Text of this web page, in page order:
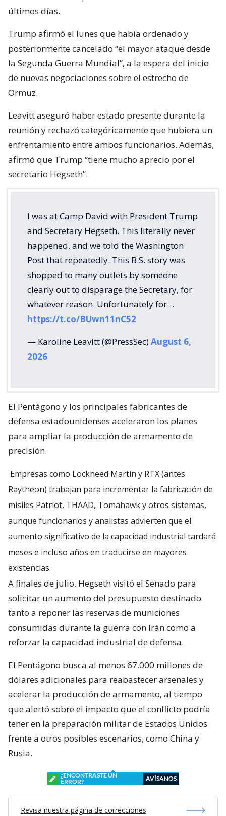
últimos días.
Trump afirmó el lunes que había ordenado y
posteriormente cancelado “el mayor ataque desde
la Segunda Guerra Mundial”, a la espera del inicio
de nuevas negociaciones sobre el estrecho de
Ormuz.
Leavitt aseguró haber estado presente durante la
reunión y rechazó categóricamente que hubiera un
enfrentamiento entre ambos funcionarios. Además,
afirmó que Trump “tiene mucho aprecio por el
secretario Hegseth”.
I was at Camp David with President Trump
and Secretary Hegseth. This literally never
happened, and we told the Washington
Post that repeatedly. This B.S. story was
shopped to many outlets by someone
clearly out to disparage the Secretary, for
whatever reason. Unfortunately for…
https://t.co/BUwn11nC52
— Karoline Leavitt (@PressSec)August 6,
2026
El Pentágono y los principales fabricantes de
defensa estadounidenses aceleraron los planes
para ampliar la producción de armamento de
precisión.
Empresas como Lockheed Martin y RTX (antes
Raytheon) trabajan para incrementar la fabricación de
misiles Patriot, THAAD, Tomahawk y otros sistemas,
aunque funcionarios y analistas advierten que el
aumento significativo de la capacidad industrial tardará
meses e incluso años en traducirse en mayores
existencias.
A finales de julio, Hegseth visitó el Senado para
solicitar un aumento del presupuesto destinado
tanto a reponer las reservas de municiones
consumidas durante la guerra con Irán como a
reforzar la capacidad industrial de defensa.
El Pentágono busca al menos 67.000 millones de
dólares adicionales para reabastecer arsenales y
acelerar la producción de armamento, al tiempo
que alertó sobre el impacto que el conflicto podría
tener en la preparación militar de Estados Unidos
frente a otros posibles escenarios, como China y
Rusia.
¿ENCONTRASTE UN
ERROR?
AVÍSANOS
Revisa nuestra página de correcciones